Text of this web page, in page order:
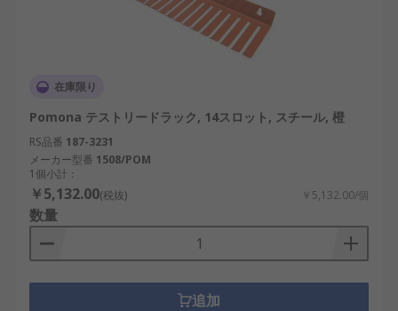
在庫限り
Pomona テストリードラック, 14スロット, スチール, 橙
RS品番 187-3231
メーカー型番 1508/POM
1個小計：
￥5,132.00(税抜) ￥5,132.00/個
数量
追加